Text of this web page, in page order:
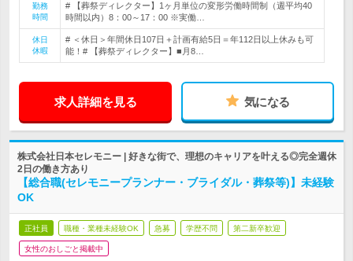
勤務
時間
# 【葬祭ディレクター】1ヶ月単位の変形労働時間制（週平均40
時間以内）8：00～17：00 ※実働…
休日
休暇
# ＜休日＞年間休日107日＋計画有給5日＝年112日以上休みも可
能！# 【葬祭ディレクター】■月8…
求人詳細を見る 気になる
株式会社日本セレモニー | 好きな街で、理想のキャリアを叶える◎完全週休
2日の働き方あり
【総合職(セレモニープランナー・ブライダル・葬祭等)】未経験
OK
正社員 職種・業種未経験OK 急募 学歴不問 第二新卒歓迎
女性のおしごと掲載中